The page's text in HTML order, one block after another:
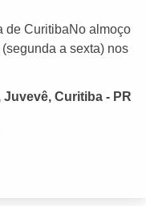
de CuritibaNo almoço
a sexta) nos
Juvevê, Curitiba - PR